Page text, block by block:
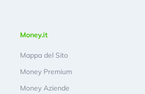
Money.it
Mappa del Sito
Money Premium
Money Aziende